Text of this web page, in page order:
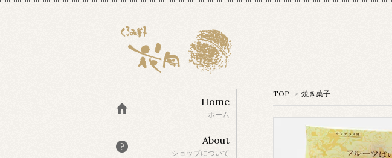
TOP > 焼き菓子
Home
ホーム
About
ショップについて